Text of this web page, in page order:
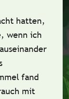
hatten,
wenn ich
fand
mit